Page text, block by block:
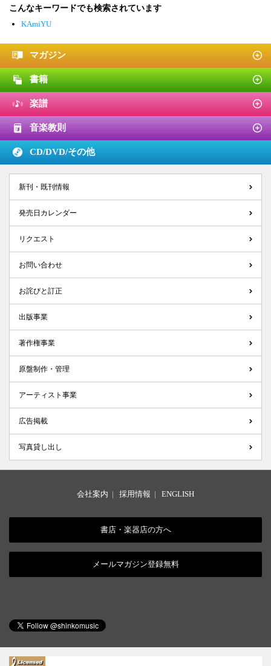
こんなキーワードでも検索されています
KAmiYU
マガジン
書籍
楽譜
音楽教則
CD/DVD/その他
新刊・既刊情報
発売日カレンダー
リクエスト
お問い合わせ
お詫びと訂正
出版事業
著作権事業
原盤制作・管理
アーティスト事業
広告掲載
写真貸し出し
会社案内 | 採用情報 | ENGLISH
書店・楽器店の方へ
メールマガジン登録無料